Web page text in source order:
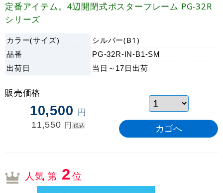
定番アイテム。4辺開閉式ポスターフレーム PG-32R
シリーズ
カラー(サイズ)
シルバー(B1)
品番
PG-32R-IN-B1-SM
出荷日 当日～17日 出荷
販売価格
10,500 円
11,550 円 税込
人気 第 2位